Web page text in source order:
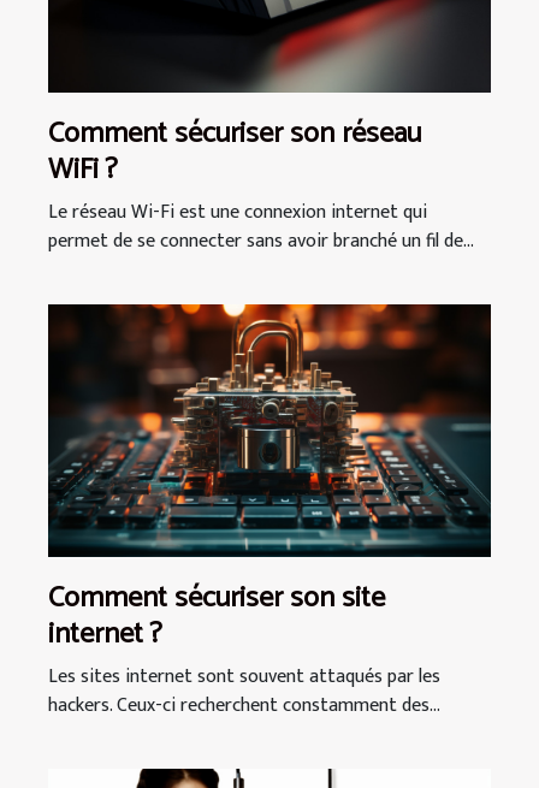
Comment sécuriser son réseau
WiFi ?
Le réseau Wi-Fi est une connexion internet qui
permet de se connecter sans avoir branché un fil de...
Comment sécuriser son site
internet ?
Les sites internet sont souvent attaqués par les
hackers. Ceux-ci recherchent constamment des...